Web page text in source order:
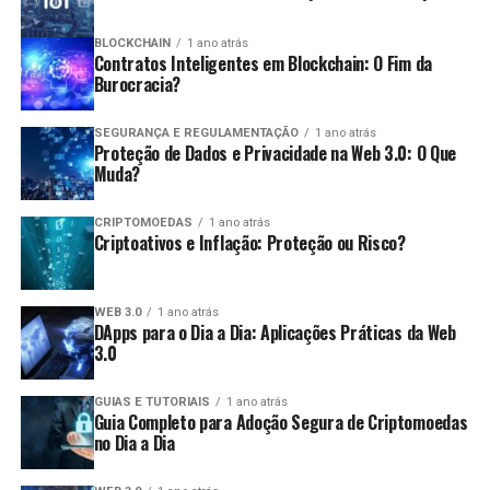
Variedade de ativos:
criptomoedas para operar, permitindo
diversificação nas estratégias.
Desvantagens:
Risco elevado:
um curto período.
Estresse emocional:
ansiedade.
Custos de transação:
Quais são as obrigações fiscais dos
dentro do prazo de cinco anos após a data da
entrega da declaração original.
Pagamento de Imposto Devido:O pagamento
deve ser feito até a data limite estabelecida pela
Receita Federal.
Consequências da Não Declaração
A não apresentação da declaração pode acarretar
diversas consequências, como:
Multas: Penalidades que podem variar de 1% a
20% do valor do imposto devido.
Impedimentos:
participar de licitações e realizar operações de
crédito.
Investigação:
auditoria pela Receita Federal.
BLOCKCHAIN 1 ano atrás
Contratos Inteligentes em Blockchain: O Fim da
Burocracia?
SEGURANÇA E REGULAMENTAÇÃO 1 ano atrás
Proteção de Dados e Privacidade na Web 3.0: O Que
Muda?
CRIPTOMOEDAS 1 ano atrás
Criptoativos e Inflação: Proteção ou Risco?
WEB 3.0 1 ano atrás
DApps para o Dia a Dia: Aplicações Práticas da Web
3.0
GUIAS E TUTORIAIS 1 ano atrás
Guia Completo para Adoção Segura de Criptomoedas
no Dia a Dia